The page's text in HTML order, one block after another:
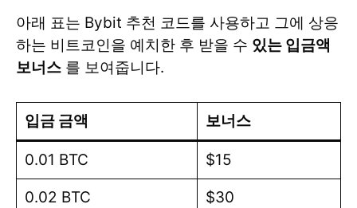
아래 표는 Bybit 추천 코드를 사용하고 그에 상응
하는 비트코인을 예치한 후 받을 수 있는 입금액
보너스 를 보여줍니다.
입금 금액 보너스
0.01 BTC $15
0.02 BTC $30